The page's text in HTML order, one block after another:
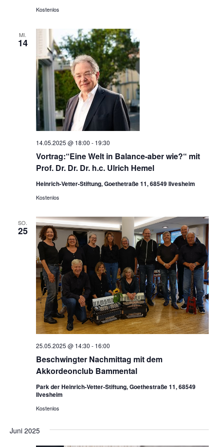
Kostenlos
MI.
14
Vortrag:“Eine Welt in Balance-aber wie?“ mit
Prof. Dr. Dr. Dr. h.c. Ulrich Hemel
14.05.2025 @ 18:00 - 19:30
Heinrich-Vetter-Stiftung, Goethetraße 11, 68549 Ilvesheim
Kostenlos
SO.
25
Beschwingter Nachmittag mit dem
Akkordeonclub Bammental
25.05.2025 @ 14:30 - 16:00
Park der Heinrich-Vetter-Stiftung, Goethestraße 11, 68549
Ilvesheim
Kostenlos
Juni 2025